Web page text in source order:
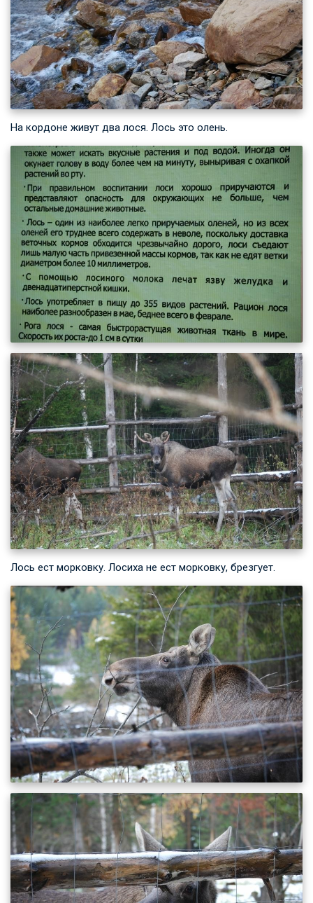
На кордоне живут два лося. Лось это олень.
Лось ест морковку. Лосиха не ест морковку, брезгует.